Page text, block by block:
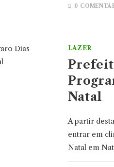
0
LAZER
Natal
A partir
entrar em
Natal em